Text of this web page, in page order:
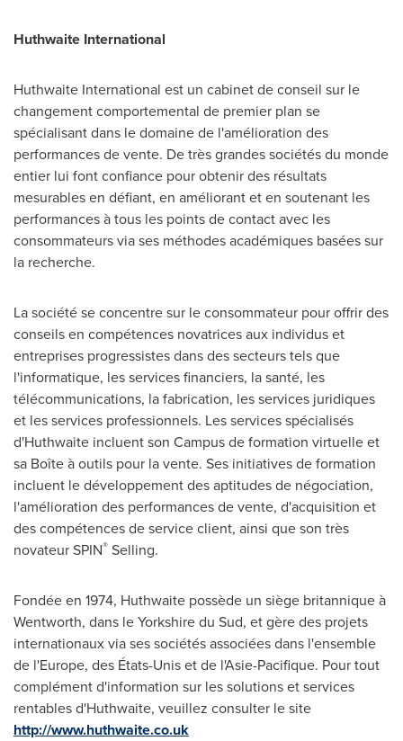
Huthwaite International
Huthwaite International est un cabinet de conseil sur le
changement comportemental de premier plan se
spécialisant dans le domaine de l'amélioration des
performances de vente. De très grandes sociétés du monde
entier lui font confiance pour obtenir des résultats
mesurables en défiant, en améliorant et en soutenant les
performances à tous les points de contact avec les
consommateurs via ses méthodes académiques basées sur
la recherche.
La société se concentre sur le consommateur pour offrir des
conseils en compétences novatrices aux individus et
entreprises progressistes dans des secteurs tels que
l'informatique, les services financiers, la santé, les
télécommunications, la fabrication, les services juridiques
et les services professionnels. Les services spécialisés
d'Huthwaite incluent son Campus de formation virtuelle et
sa Boîte à outils pour la vente. Ses initiatives de formation
incluent le développement des aptitudes de négociation,
l'amélioration des performances de vente, d'acquisition et
des compétences de service client, ainsi que son très
novateur SPIN® Selling.
Fondée en 1974, Huthwaite possède un siège britannique à
Wentworth, dans le Yorkshire du Sud, et gère des projets
internationaux via ses sociétés associées dans l'ensemble
de l'Europe, des États-Unis et de l'Asie-Pacifique. Pour tout
complément d'information sur les solutions et services
rentables d'Huthwaite, veuillez consulter le site
http://www.huthwaite.co.uk